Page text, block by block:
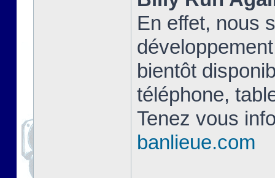
En effet, nous
bientôt
téléphone,
Tenez vous
banlieue.com